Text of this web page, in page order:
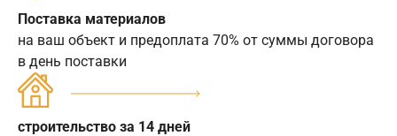
Поставка материалов
на ваш объект и предоплата 70% от суммы договора
в день поставки
строительство за 14 дней